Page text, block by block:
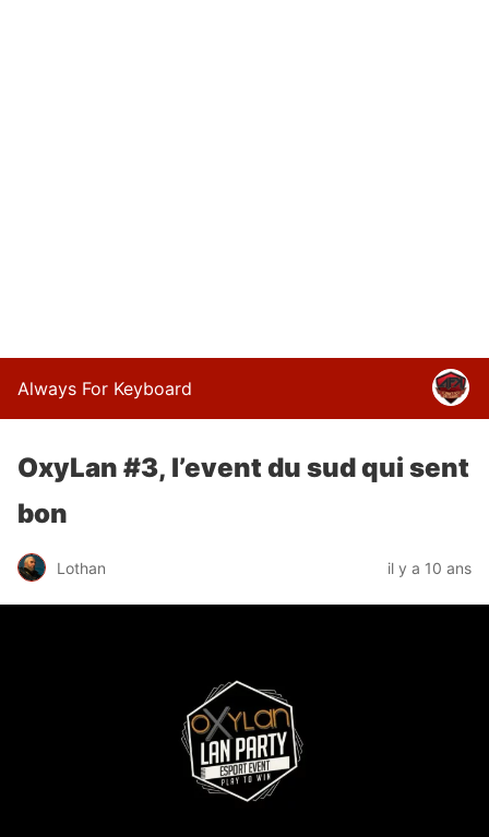
Always For Keyboard
OxyLan #3, l’event du sud qui sent
bon
Lothan il y a 10 ans